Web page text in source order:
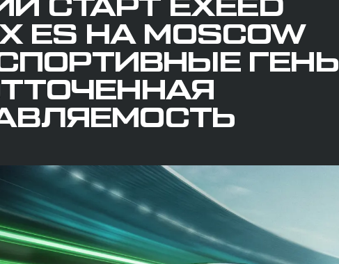
СТАРТ EXEED
ES НА MOSCOW
СПОРТИВНЫЕ ГЕНЫ